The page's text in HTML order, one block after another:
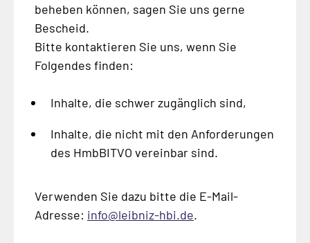
beheben können, sagen Sie uns gerne
Bescheid.
Bitte kontaktieren Sie uns, wenn Sie
Folgendes finden:
Inhalte, die schwer zugänglich sind,
Inhalte, die nicht mit den Anforderungen
des HmbBITVO vereinbar sind.
Verwenden Sie dazu bitte die E-Mail-
Adresse: info@leibniz-hbi.de.